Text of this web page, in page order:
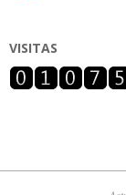
VISITAS